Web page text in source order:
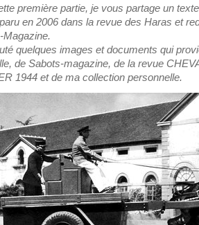
première partie, je vous partage un
en 2006 dans la revue des Haras et
Magazine.
quelques images et documents qui
de Sabots-magazine, de la revue
1944 et de ma collection personnelle.